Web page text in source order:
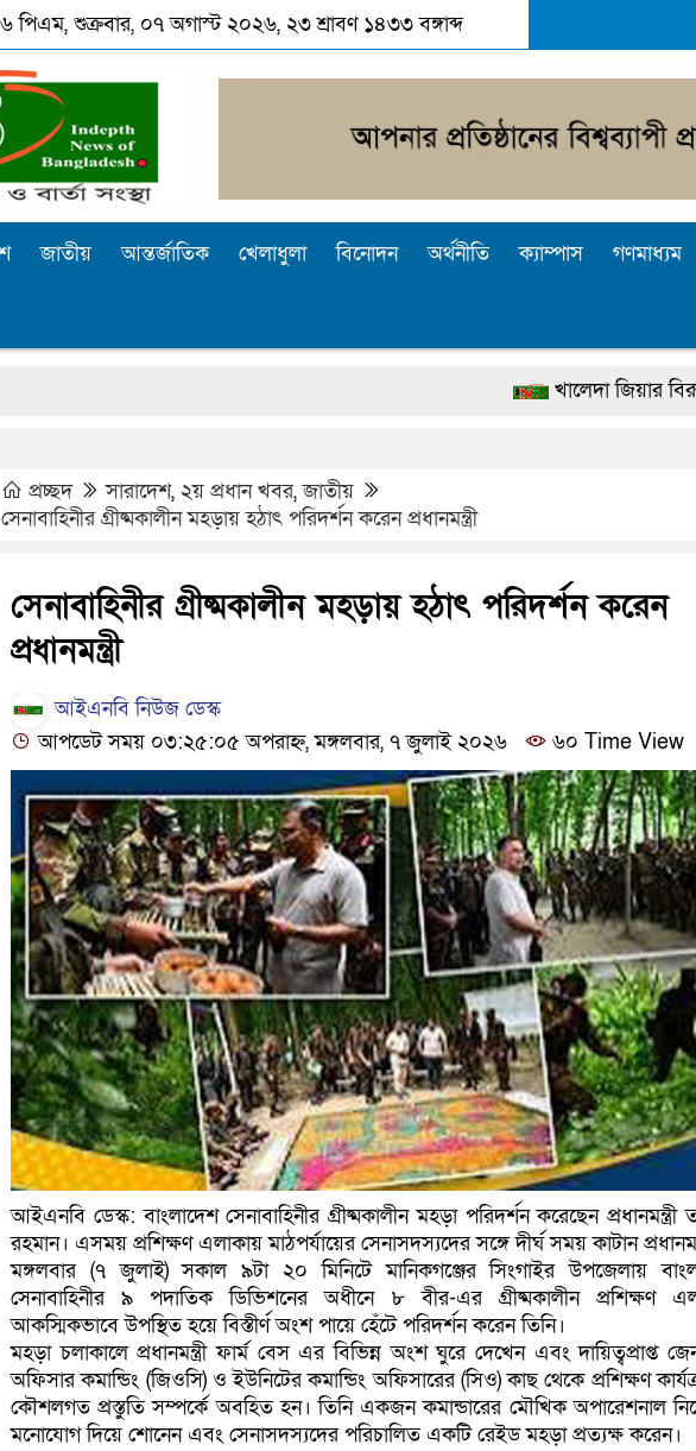
পিএম, শুক্রবার, ০৭ অগাস্ট ২০২৬, ২৩ শ্রাবণ ১৪৩৩ বঙ্গাব্দ
জাতীয় আন্তর্জাতিক খেলাধুলা বিনোদন অর্থনীতি ক্যাম্পাস গণমাধ্যম
খালেদা জিয়ার বিরুদ্ধে
পুলিশ কোনো দলের বা গোষ্ঠীর
ঢাকার চারপাশে সচল হবে
আদালতকে বলতে চাইলাম
প্রচ্ছদ সারাদেশ, ২য় প্রধান খবর,জাতীয়
সেনাবাহিনীর গ্রীষ্মকালীন মহড়ায় হঠাৎ পরিদর্শন করেন প্রধানমন্ত্রী
সেনাবাহিনীর গ্রীষ্মকালীন মহড়ায় হঠাৎ পরিদর্শন করেন
প্রধানমন্ত্রী
আইএনবি নিউজ ডেস্ক
আপডেট সময় ০৩:২৫:০৫ অপরাহ্ন, মঙ্গলবার, ৭ জুলাই ২০২৬
৬০ Time View
আইএনবি ডেস্ক: বাংলাদেশ সেনাবাহিনীর গ্রীষ্মকালীন মহড়া পরিদর্শন করেছেন প্রধানমন্ত্রী
রহমান। এসময় প্রশিক্ষণ এলাকায় মাঠপর্যায়ের সেনাসদস্যদের সঙ্গে দীর্ঘ সময় কাটান
মঙ্গলবার (৭ জুলাই) সকাল ৯টা ২০ মিনিটে মানিকগঞ্জের সিংগাইর উপজেলায়
সেনাবাহিনীর ৯ পদাতিক ডিভিশনের অধীনে ৮ বীর-এর গ্রীষ্মকালীন প্রশিক্ষণ
আকস্মিকভাবে উপস্থিত হয়ে বিস্তীর্ণ অংশ পায়ে হেঁটে পরিদর্শন করেন তিনি।
মহড়া চলাকালে প্রধানমন্ত্রী ফার্ম বেস এর বিভিন্ন অংশ ঘুরে দেখেন এবং দায়িত্বপ্রাপ্ত
অফিসার কমান্ডিং (জিওসি) ও ইউনিটের কমান্ডিং অফিসারের (সিও) কাছ থেকে প্রশিক্ষণ
কৌশলগত প্রস্তুতি সম্পর্কে অবহিত হন। তিনি একজন কমান্ডারের মৌখিক অপারেশনাল
মনোযোগ দিয়ে শোনেন এবং সেনাসদস্যদের পরিচালিত একটি রেইড মহড়া প্রত্যক্ষ করেন।